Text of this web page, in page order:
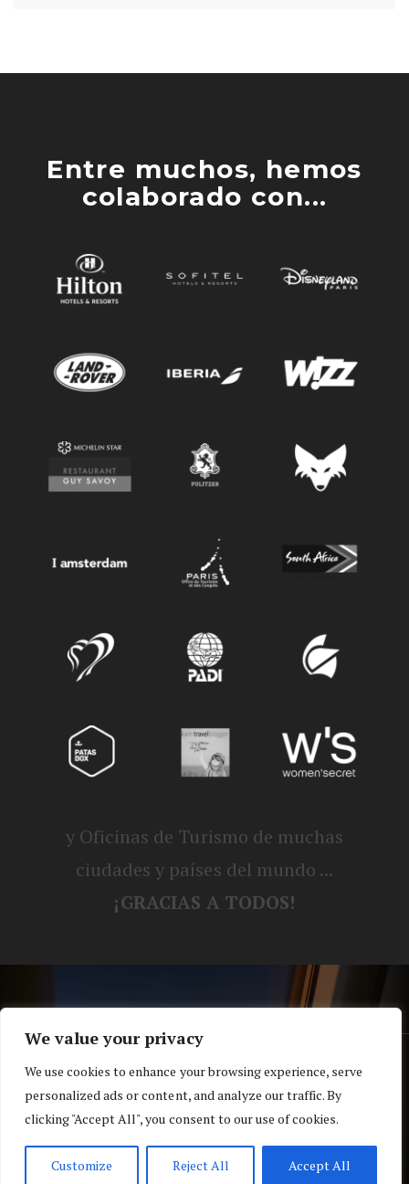
We value your privacy
We use cookies to enhance your browsing experience, serve
personalized ads or content, and analyze our traffic. By
clicking "Accept All", you consent to our use of cookies.
Customize Reject All Accept All
Entre muchos, hemos
colaborado con...
y Oficinas de Turismo de muchas
ciudades y países del mundo ...
¡GRACIAS A TODOS!
® Blog personal de Alex, Nerea, Turbo y
Koko |Política de privacidad y cookies
Top